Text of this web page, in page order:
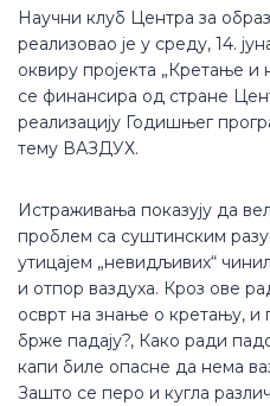
Научни клуб Центра за
реализовао је у среду, 14.
оквиру пројекта „Кретање
се финансира од стране
реализацију Годишњег
тему ВАЗДУХ.
Истраживања показују да
проблем са суштинским
утицајем „невидљивих“
и отпор ваздуха. Кроз ове
осврт на знање о кретању,
брже падају?, Како ради
капи биле опасне да нема
Зашто се перо и кугла